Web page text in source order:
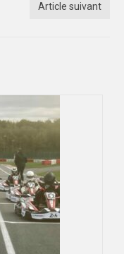
Article suivant